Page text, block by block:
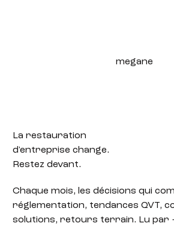
megane
La restauration
d'entreprise change.
Restez devant.
Chaque mois, les décisions qui
réglementation, tendances QVT,
solutions, retours terrain. Lu par